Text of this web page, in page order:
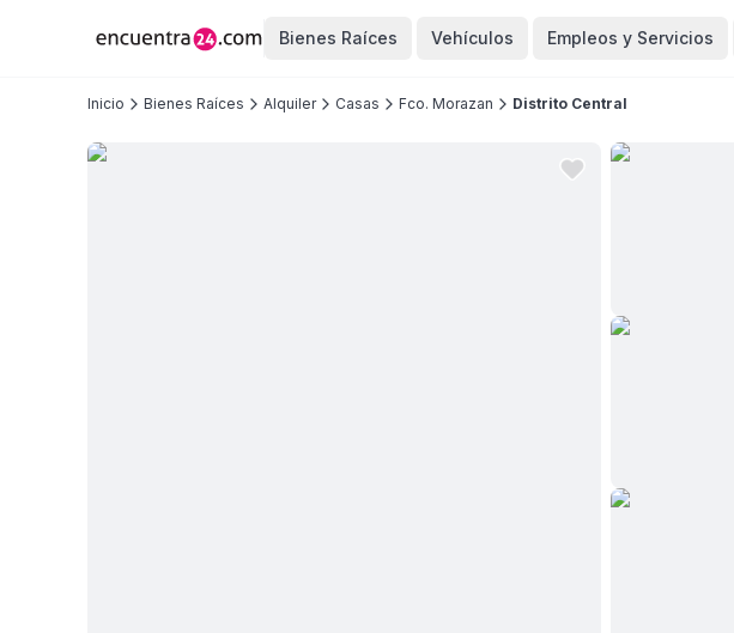
Bienes Raíces Vehículos Empleos y Servicios
Inicio Bienes Raíces Alquiler Casas Fco. Morazan Distrito Central